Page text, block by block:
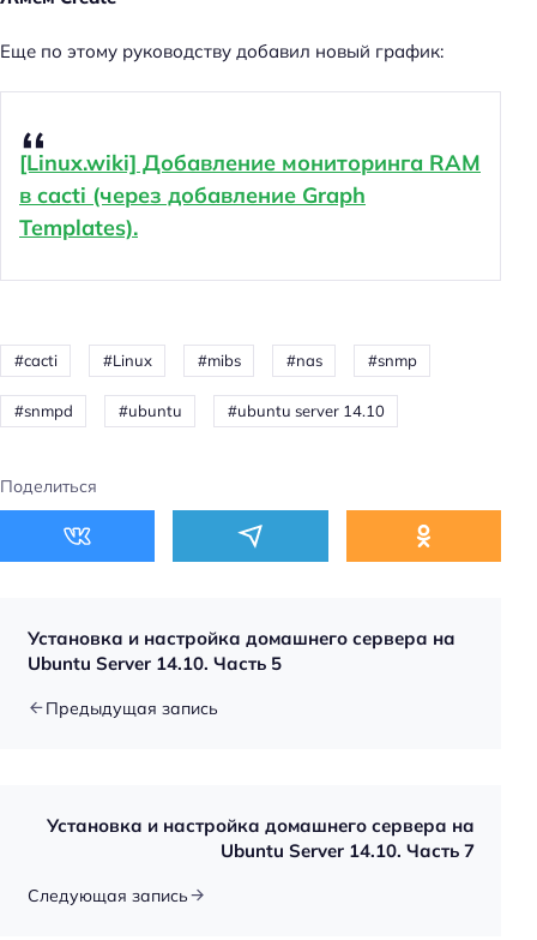
Еще по этому руководству добавил новый график:
[Linux.wiki] Добавление мониторинга RAM
в cacti (через добавление Graph
Templates).
cacti Linux mibs nas snmp
snmpd ubuntu ubuntu server 14.10
Поделиться
Установка и настройка домашнего сервера на
Ubuntu Server 14.10. Часть 5
Предыдущая запись
Установка и настройка домашнего сервера на
Ubuntu Server 14.10. Часть 7
Следующая запись